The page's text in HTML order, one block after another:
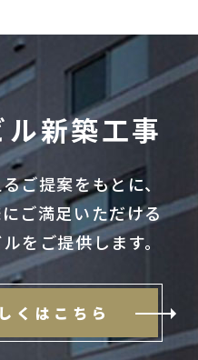
ル新築工事
ご提案をもとに、
ご満足いただける
をご提供します。
くはこちら